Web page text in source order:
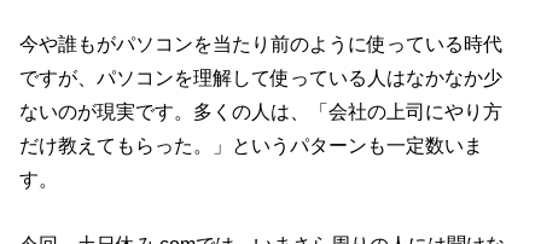
今や誰もがパソコンを当たり前のように使っている時代
ですが、パソコンを理解して使っている人はなかなか少
ないのが現実です。多くの人は、「会社の上司にやり方
だけ教えてもらった。」というパターンも一定数いま
す。